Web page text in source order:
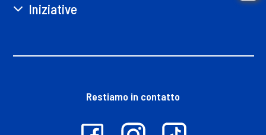
Iniziative
Restiamo in contatto